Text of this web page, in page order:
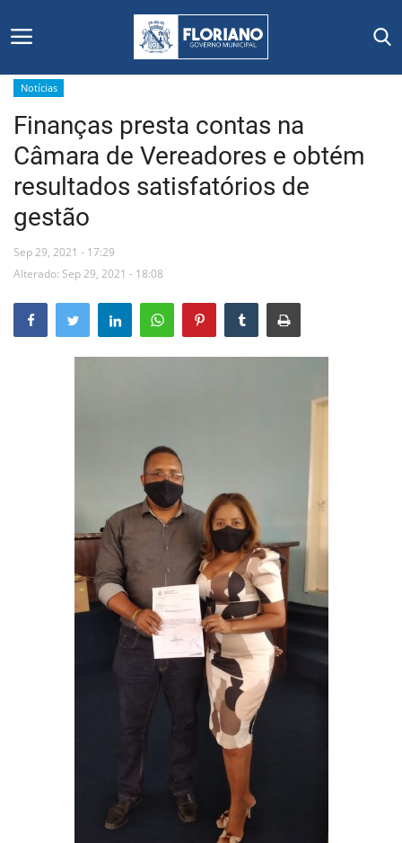
Início
Editais
Floriano
Secretarias e Órgãos
Mural de Licitações
Notícias
Finanças presta contas na
Câmara de Vereadores e obtém
resultados satisfatórios de
gestão
Sep 29, 2021 - 17:29
Alterado: Sep 29, 2021 - 18:08